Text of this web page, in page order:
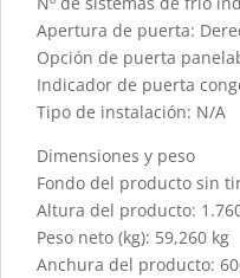
Apertura de puerta:
Opción de puerta
Indicador de puerta
Tipo de instalación: N/A
Dimensiones y peso
Fondo del producto sin
Altura del producto:
Peso neto (kg): 59,260 kg
Anchura del producto: